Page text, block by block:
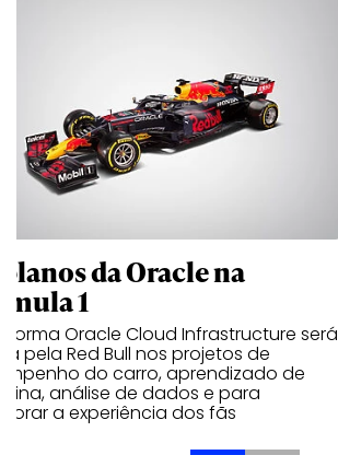
da Oracle na
1
Oracle Cloud Infrastructure será
pela Red Bull nos projetos de
do carro, aprendizado de
análise de dados e para
a experiência dos fãs